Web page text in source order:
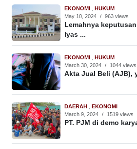
EKONOMI
HUKUM
May 10, 2024 / 963 views
Lemahnya
Iyas ...
EKONOMI
HUKUM
March 30, 2024 / 1044 views
Akta Jual Beli (AJB),
DAERAH
EKONOMI
March 9, 2024 / 1519 views
PT. PJM di demo